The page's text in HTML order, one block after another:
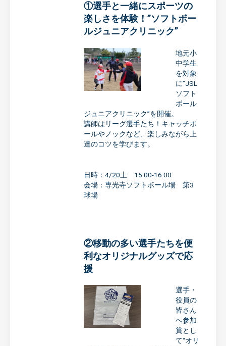
①選手と一緒にスポーツの
楽しさを体験！”ソフトボー
ルジュニアクリニック”
地元小
中学生
を対象
に”JSL
ソフト
ボール
ジュニアクリニック”を開催。
講師はリーグ選手たち！キャッチボ
ールやノックなど、楽しみながら上
達のコツを学びます。
日時：4/20土 15:00-16:00
会場：専光寺ソフトボール場 第3
球場
②移動の多い選手たちを便
利なオリジナルグッズで応
援
選手・
役員の
皆さん
へ参加
賞とし
て“オリ